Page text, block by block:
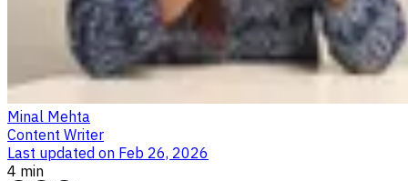
Minal Mehta
Content Writer
Last updated on Feb 26, 2026
4 min